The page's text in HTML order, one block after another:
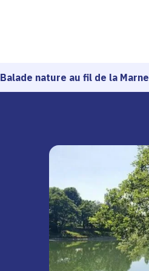
Balade nature au fil de la Marne